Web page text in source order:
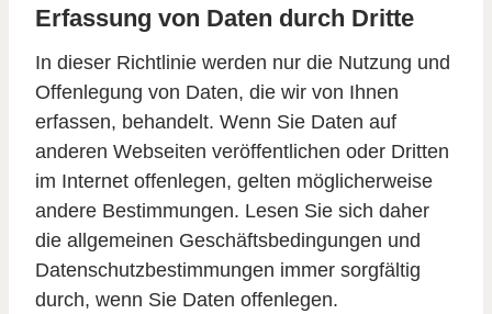
Erfassung von Daten durch Dritte
In dieser Richtlinie werden nur die Nutzung und
Offenlegung von Daten, die wir von Ihnen
erfassen, behandelt. Wenn Sie Daten auf
anderen Webseiten veröffentlichen oder Dritten
im Internet offenlegen, gelten möglicherweise
andere Bestimmungen. Lesen Sie sich daher
die allgemeinen Geschäftsbedingungen und
Datenschutzbestimmungen immer sorgfältig
durch, wenn Sie Daten offenlegen.